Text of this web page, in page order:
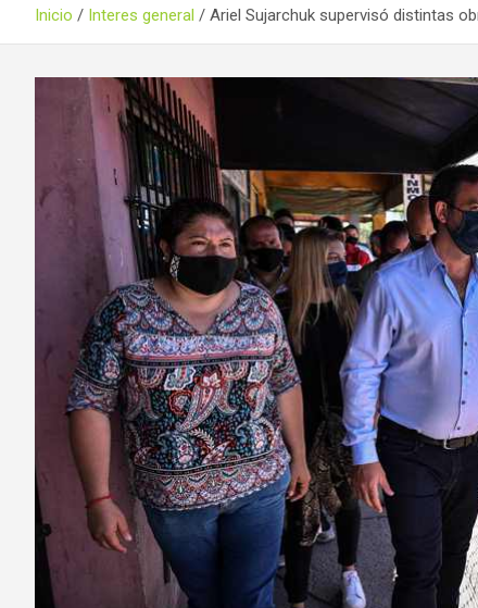
Inicio Interes general Ariel Sujarchuk supervisó distintas